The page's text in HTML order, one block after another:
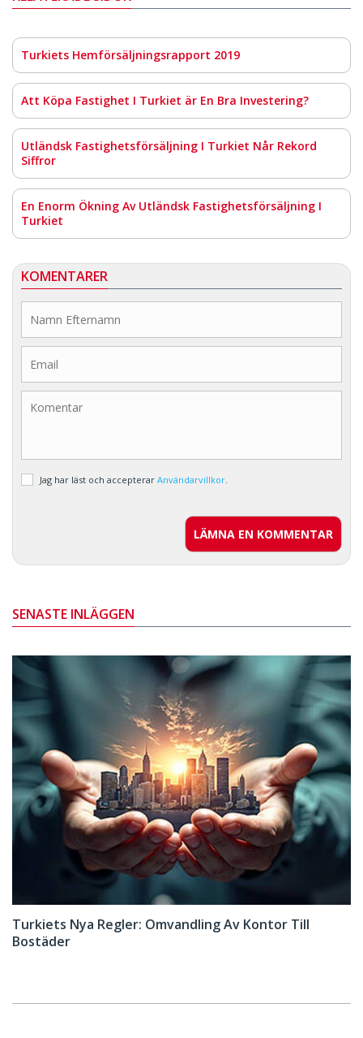
Turkiets Hemförsäljningsrapport 2019
Att Köpa Fastighet I Turkiet är En Bra Investering?
Utländsk Fastighetsförsäljning I Turkiet Når Rekord
Siffror
En Enorm Ökning Av Utländsk Fastighetsförsäljning I
Turkiet
KOMENTARER
Jag har läst och accepterar Användarvillkor.
LÄMNA EN KOMMENTAR
SENASTE INLÄGGEN
Turkiets Nya Regler: Omvandling Av Kontor Till
Bostäder